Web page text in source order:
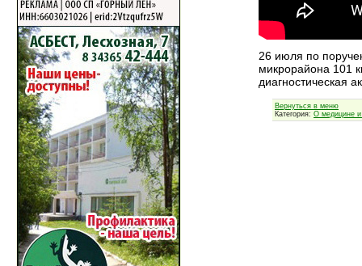
26 июля по
микрорайона 101
диагностическая
Вернуться в меню
Категория: О медицине и